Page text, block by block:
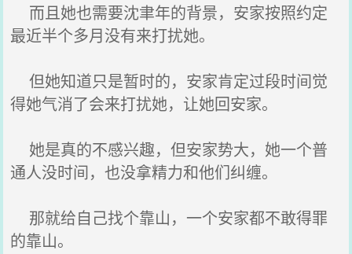
而且她也需要沈聿年的背景，安家按照约定
最近半个多月没有来打扰她。
但她知道只是暂时的，安家肯定过段时间觉
得她气消了会来打扰她，让她回安家。
她是真的不感兴趣，但安家势大，她一个普
通人没时间，也没拿精力和他们纠缠。
那就给自己找个靠山，一个安家都不敢得罪
的靠山。